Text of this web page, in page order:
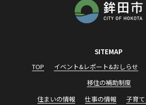
SITEMAP
TOP
イベント&レポート&おしらせ
移住の補助制度
住まいの情報
仕事の情報
子育て